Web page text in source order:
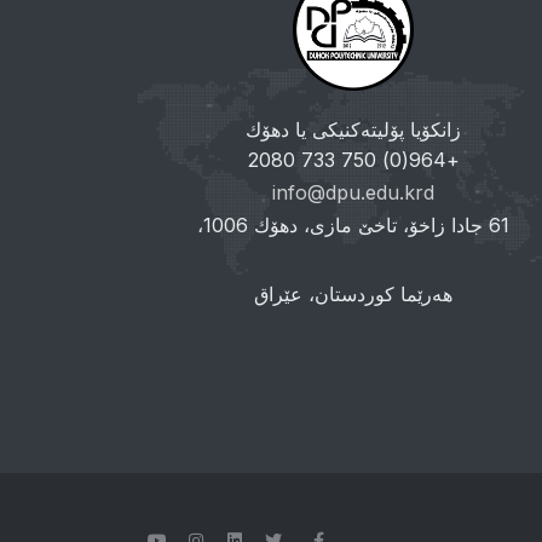
زانکۆیا پۆلیتەکنیکی یا دهۆك
+964(0) 750 733 2080
info@dpu.edu.krd
61 جادا زاخۆ، تاخێ مازی، دهۆك 1006،
هەرێما کوردستان، عێراق